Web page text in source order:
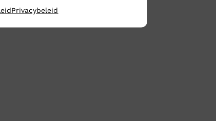
Privacybeleid